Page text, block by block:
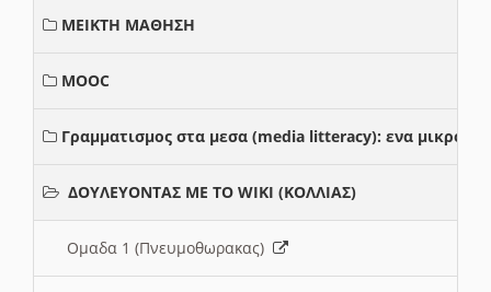
ΜΕΙΚΤΗ ΜΑΘΗΣΗ
MOOC
Γραμματισμος στα μεσα (media litteracy): ενα μικρο
ΔΟΥΛΕΥΟΝΤΑΣ ΜΕ ΤΟ WIKI (ΚΟΛΛΙΑΣ)
Ομαδα 1 (Πνευμοθωρακας)